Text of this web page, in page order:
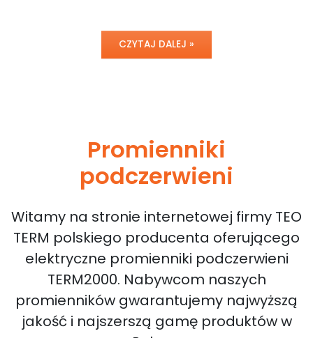
CZYTAJ DALEJ »
Promienniki
podczerwieni
Witamy na stronie internetowej firmy TEO
TERM polskiego producenta oferującego
elektryczne promienniki podczerwieni
TERM2000. Nabywcom naszych
promienników gwarantujemy najwyższą
jakość i najszerszą gamę produktów w